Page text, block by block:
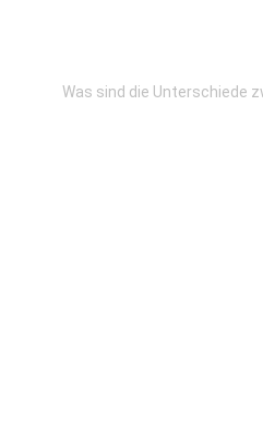
Was sind die Unterschiede